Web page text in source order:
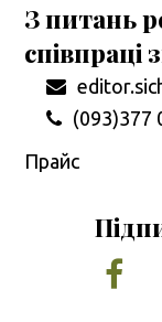
З питань
співпраці
(093)377
Прайс